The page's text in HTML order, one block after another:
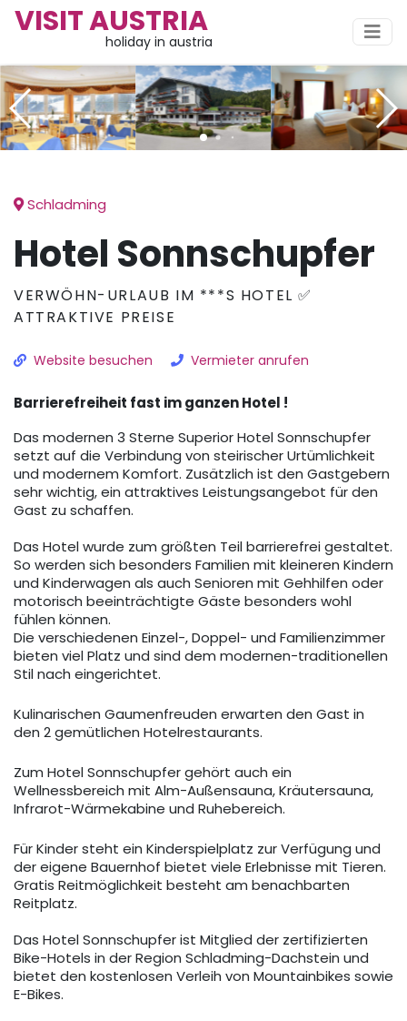
VISIT AUSTRIA
holiday in austria
Schladming
Hotel Sonnschupfer
VERWÖHN-URLAUB IM ***S HOTEL ✅
ATTRAKTIVE PREISE
Website besuchen Vermieter anrufen
Barrierefreiheit fast im ganzen Hotel !
Das modernen 3 Sterne Superior Hotel Sonnschupfer
setzt auf die Verbindung von steirischer Urtümlichkeit
und modernem Komfort. Zusätzlich ist den Gastgebern
sehr wichtig, ein attraktives Leistungsangebot für den
Gast zu schaffen.
Das Hotel wurde zum größten Teil barrierefrei gestaltet.
So werden sich besonders Familien mit kleineren Kindern
und Kinderwagen als auch Senioren mit Gehhilfen oder
motorisch beeinträchtigte Gäste besonders wohl
fühlen können.
Die verschiedenen Einzel-, Doppel- und Familienzimmer
bieten viel Platz und sind dem modernen-traditionellen
Stil nach eingerichtet.
Kulinarischen Gaumenfreuden erwarten den Gast in
den 2 gemütlichen Hotelrestaurants.
Zum Hotel Sonnschupfer gehört auch ein
Wellnessbereich mit Alm-Außensauna, Kräutersauna,
Infrarot-Wärmekabine und Ruhebereich.
Für Kinder steht ein Kinderspielplatz zur Verfügung und
der eigene Bauernhof bietet viele Erlebnisse mit Tieren.
Gratis Reitmöglichkeit besteht am benachbarten
Reitplatz.
Das Hotel Sonnschupfer ist Mitglied der zertifizierten
Bike-Hotels in der Region Schladming-Dachstein und
bietet den kostenlosen Verleih von Mountainbikes sowie
E-Bikes.